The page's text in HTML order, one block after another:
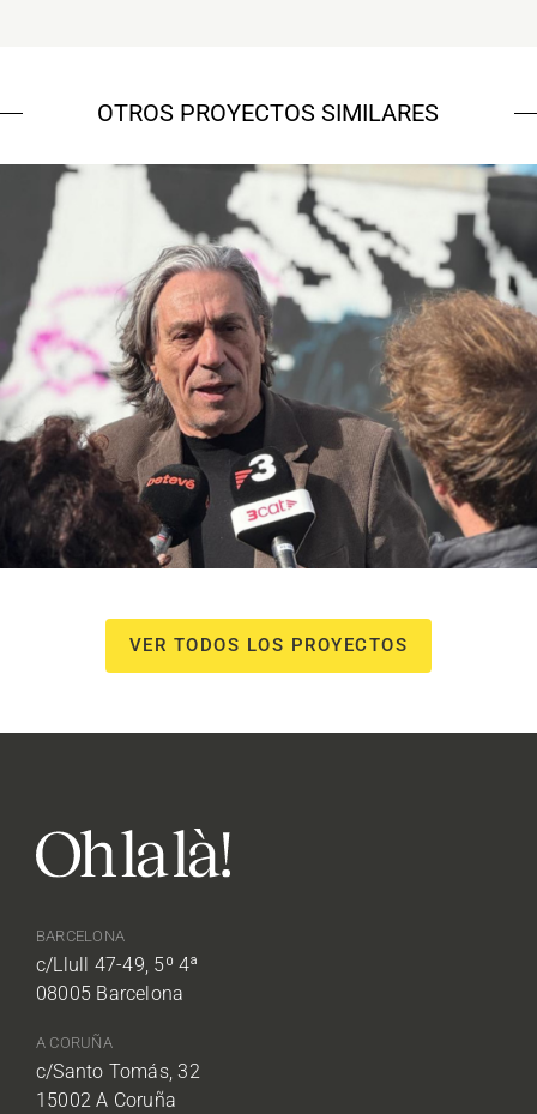
OTROS PROYECTOS SIMILARES
NOU Sentit Urbà
Campañas culturales
Estrategia de
comunicación y PR Estrategia digital y
contenidos
VER TODOS LOS PROYECTOS
BARCELONA
c/Llull 47-49, 5º 4ª
08005 Barcelona
A CORUÑA
c/Santo Tomás, 32
15002 A Coruña